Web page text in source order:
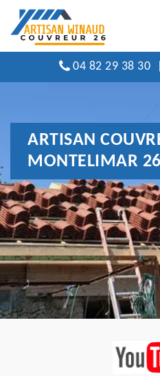
04 82 29 38 30
ARTISAN
MONTELIMAR